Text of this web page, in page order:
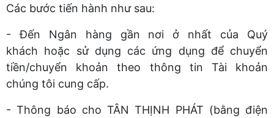
Các bước tiến hành như sau:
- Đến Ngân hàng gần nơi ở nhất của Quý
khách hoặc sử dụng các ứng dụng để chuyển
tiền/chuyển khoản theo thông tin Tài khoản
chúng tôi cung cấp.
- Thông báo cho TÂN THỊNH PHÁT (bằng điện